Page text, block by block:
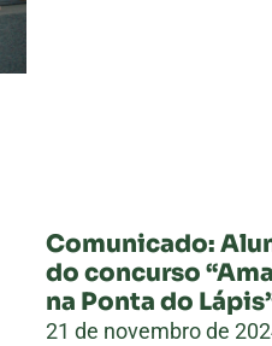
Comunicado:
do concurso
na Ponta do
21 de novembro de